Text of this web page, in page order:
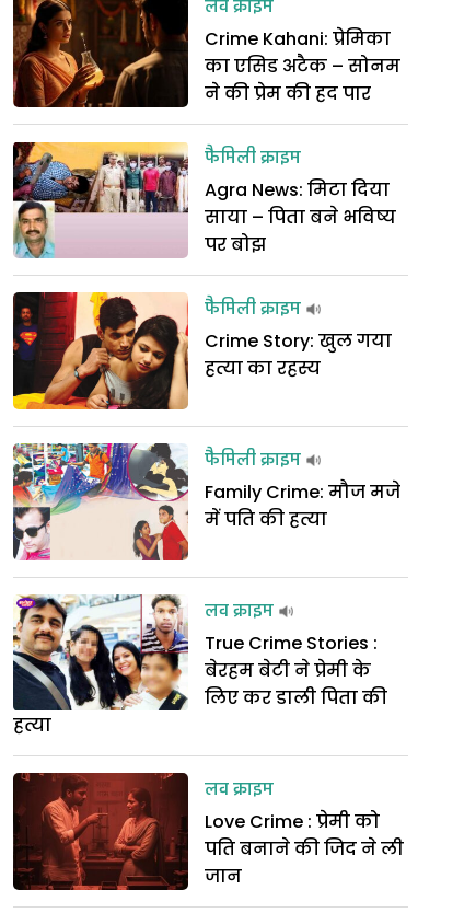
लव क्राइम
Crime Kahani: प्रेमिका
का एसिड अटैक – सोनम
ने की प्रेम की हद पार
फैमिली क्राइम
Agra News: मिटा दिया
साया – पिता बने भविष्य
पर बोझ
फैमिली क्राइम
Crime Story: खुल गया
हत्या का रहस्य
फैमिली क्राइम
Family Crime: मौज मजे
में पति की हत्या
लव क्राइम
True Crime Stories :
बेरहम बेटी ने प्रेमी के
लिए कर डाली पिता की
हत्या
लव क्राइम
Love Crime : प्रेमी को
पति बनाने की जिद ने ली
जान